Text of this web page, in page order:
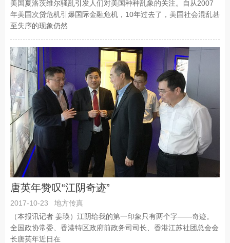
美国夏洛茨维尔骚乱引发人们对美国种种乱象的关注。自从2007
年美国次贷危机引爆国际金融危机，10年过去了，美国社会混乱甚
至失序的现象仍然
唐英年赞叹“江阴奇迹”
2017-10-23
地方传真
（本报讯记者 姜瑛）江阴给我的第一印象只有两个字——奇迹。
全国政协常委、香港特区政府前政务司司长、香港江苏社团总会会
长唐英年近日在